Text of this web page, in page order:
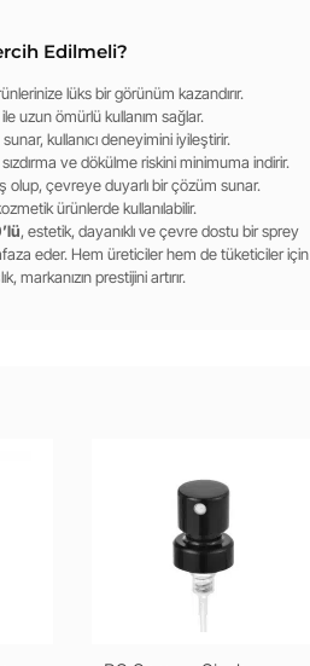
Edilmeli?
lüks bir görünüm kazandırır.
uzun ömürlü kullanım sağlar.
kullanıcı deneyimini iyileştirir.
ve dökülme riskini minimuma indirir.
çevreye duyarlı bir çözüm sunar.
ürünlerde kullanılabilir.
, estetik, dayanıklı ve çevre dostu bir sprey
eder. Hem üreticiler hem de tüketiciler için
prestijini artırır.